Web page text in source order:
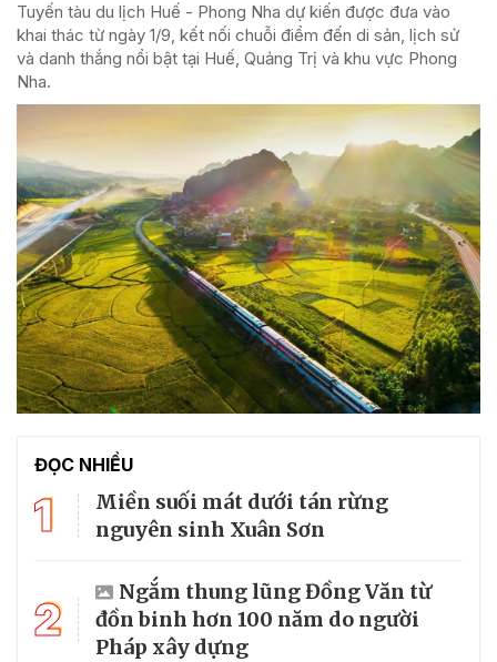
Tuyến tàu du lịch Huế - Phong Nha dự kiến được đưa vào
khai thác từ ngày 1/9, kết nối chuỗi điểm đến di sản, lịch sử
và danh thắng nổi bật tại Huế, Quảng Trị và khu vực Phong
Nha.
ĐỌC NHIỀU
1
Miền suối mát dưới tán rừng
nguyên sinh Xuân Sơn
2
Ngắm thung lũng Đồng Văn từ
đồn binh hơn 100 năm do người
Pháp xây dựng